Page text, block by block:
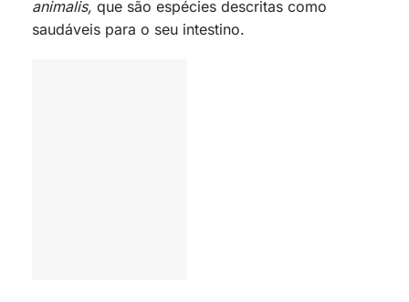
animalis, que são espécies descritas como
saudáveis para o seu intestino.